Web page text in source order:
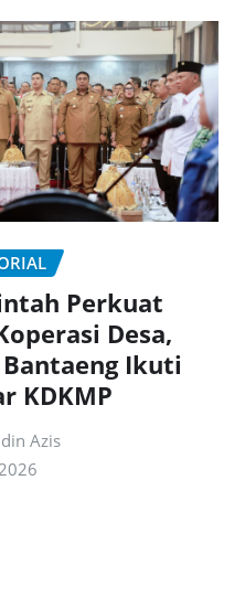
Perkuat
Desa,
Ikuti
KDKMP
Azis